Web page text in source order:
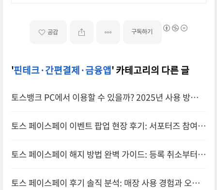
공감 구독하기
'핀테크·간편결제·금융앱' 카테고리의 다른 글
토스뱅크 PC에서 이용할 수 있을까? 2025년 사용 방법
토스 페이스페이 이벤트 팝업 현장 후기: 서포터즈 참여와
토스 페이스페이 해지 방법 완벽 가이드: 등록 취소부터
토스 페이스페이 후기 솔직 분석: 매장 사용 경험과 오류